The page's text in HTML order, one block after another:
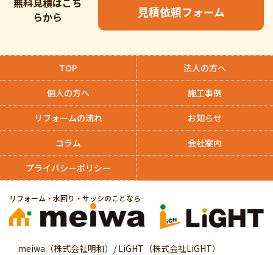
らから
見積依頼フォーム
リフォーム・水回り・サッシのことなら
meiwa（株式会社明和）/ LiGHT（株式会社LiGHT）
TOP 法人の方へ
個人の方へ 施工事例
リフォームの流れ お知らせ
コラム 会社案内
プライバシーポリシー